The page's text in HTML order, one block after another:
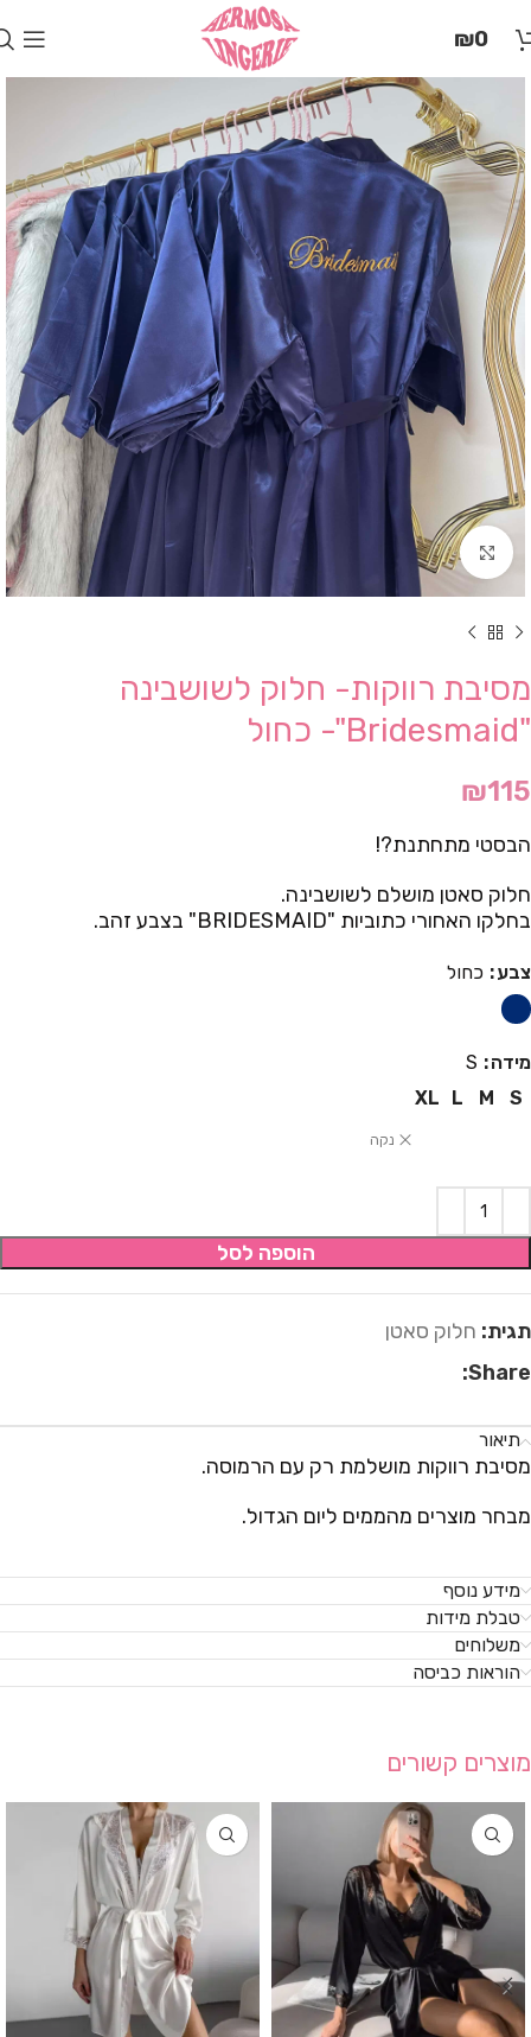
זֶה
"המרכז
הישראלי
לְהַנְגָּשָׁת
אָתָרִים".
הַמְּסַיַּעַת
לִנְגִישׁוּת
הָאֲתָר.
לִפְתִיחַת
תַּפְרִיט
הֵנְּגִישׁוּת
לְחַץ
ALT+0
₪0
Click to enlarge
מסיבת רווקות- חלוק לשושבינה
"Bridesmaid"- כחול
₪115
הבסטי מתחתנת?!
חלוק סאטן מושלם לשושבינה.
בחלקו האחורי כתוביות "BRIDESMAID" בצבע זהב.
צבע כחול
מידה
S
S
M
L
XL
נקה
הוספה לסל
תגית: חלוק סאטן
Share:
תיאור
מסיבת רווקות מושלמת רק עם הרמוסה.
מבחר מוצרים מהממים ליום הגדול.
מידע נוסף
טבלת מידות
משלוחים
הוראות כביסה
מוצרים קשורים